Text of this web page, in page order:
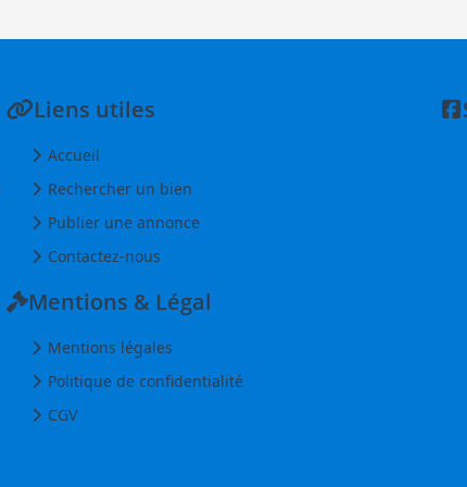
Liens utiles
Accueil
Rechercher un bien
Publier une annonce
Contactez-nous
Mentions & Légal
Mentions légales
Politique de confidentialité
CGV